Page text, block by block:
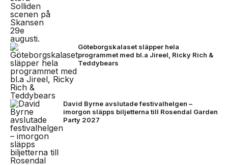
Göteborgskalaset släpper hela
programmet med bl.a Jireel, Ricky Rich &
Teddybears
David Byrne avslutade festivalhelgen –
imorgon släpps biljetterna till Rosendal Garden
Party 2027